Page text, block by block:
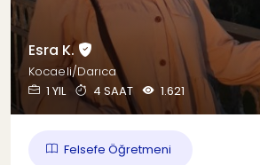
Esra K.
Kocaeli/Darıca
1 YIL
4 SAAT 1.621
Felsefe Öğretmeni